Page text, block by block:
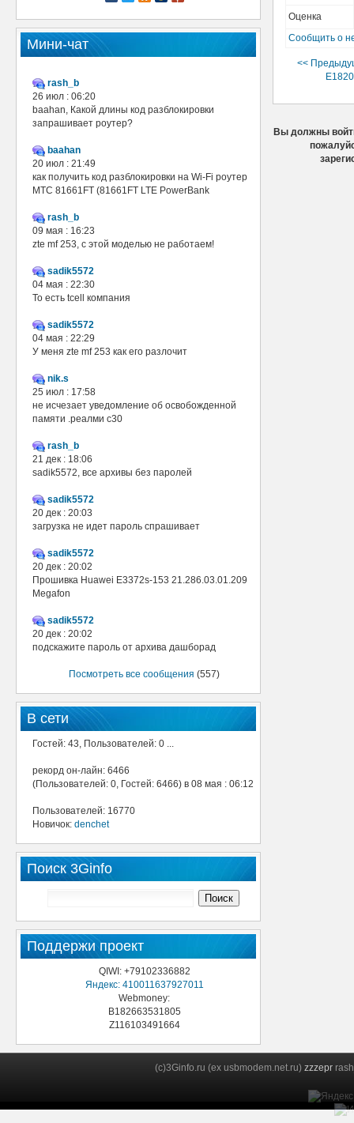
Мини-чат
rash_b
26 июл : 06:20
baahan, Какой длины код разблокировки
запрашивает роутер?
baahan
20 июл : 21:49
как получить код разблокировки на Wi-Fi роутер
МТС 81661FT (81661FT LTE PowerBank
rash_b
09 мая : 16:23
zte mf 253, с этой моделью не работаем!
sadik5572
04 мая : 22:30
То есть tcell компания
sadik5572
04 мая : 22:29
У меня zte mf 253 как его разлочит
nik.s
25 июл : 17:58
не исчезает уведомление об освобожденной
памяти .реалми с30
rash_b
21 дек : 18:06
sadik5572, все архивы без паролей
sadik5572
20 дек : 20:03
загрузка не идет пароль спрашивает
sadik5572
20 дек : 20:02
Прошивка Huawei E3372s-153 21.286.03.01.209
Megafon
sadik5572
20 дек : 20:02
подскажите пароль от архива дашборад
Посмотреть все сообщения (557)
В сети
Гостей: 43, Пользователей: 0 ...
рекорд он-лайн: 6466
(Пользователей: 0, Гостей: 6466) в 08 мая : 06:12
Пользователей: 16770
Новичок: denchet
Поиск 3Ginfo
Поддержи проект
QIWI: +79102336882
Яндекс: 410011637927011
Webmoney:
B182663531805
Z116103491664
Оценка
Сообщить о
<<
Вы должны
(c)3Ginfo.ru (ex usbmodem.net.ru) zzzepr